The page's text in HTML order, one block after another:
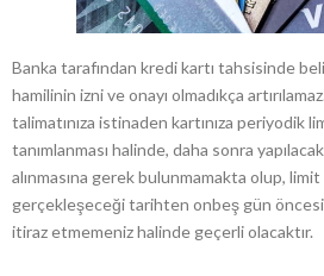
Banka tarafından kredi kartı tahsisinde
hamilinin izni ve onayı olmadıkça
talimatınıza istinaden kartınıza periyodik
tanımlanması halinde, daha sonra
alınmasına gerek bulunmamakta olup, limit
gerçekleşeceği tarihten onbeş gün
itiraz etmemeniz halinde geçerli olacaktır.